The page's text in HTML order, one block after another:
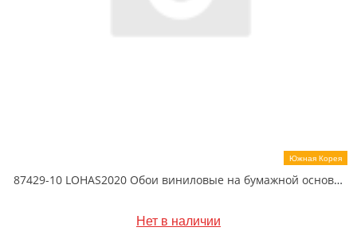
Южная Корея
87429-10 LOHAS2020 Обои виниловые на бумажной основе 1.06*15.5
Нет в наличии